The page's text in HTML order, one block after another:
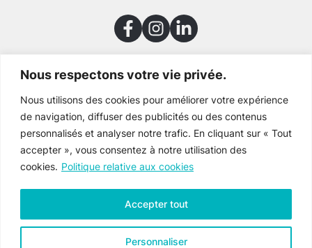
Nous respectons votre vie privée.
Nous utilisons des cookies pour améliorer votre expérience
de navigation, diffuser des publicités ou des contenus
personnalisés et analyser notre trafic. En cliquant sur « Tout
accepter », vous consentez à notre utilisation des
cookies. Politique relative aux cookies
Personnaliser
Accepter tout
Merci à nos partenaires